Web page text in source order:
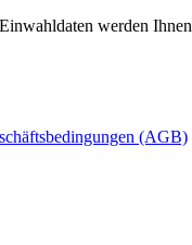
werden
(AGB)